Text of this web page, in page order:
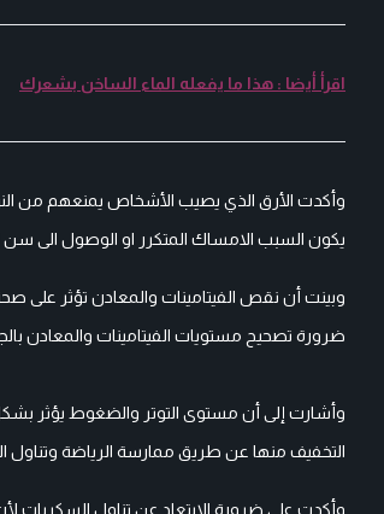
اقرأ أيضا : هذا ما يفعله الماء الساخن بشعرك
يكون السبب الامساك المتكرر او الوصول الى سن
ضرورة تصحيح مستويات الفيتامينات والمعادن
وأشارت إلى أن مستوى التوتر والضغوط يؤثر بشكل
التخفيف منها عن طريق ممارسة الرياضة وتناول
وأكدت على ضرورة الابتعاد عن تناول السكريات